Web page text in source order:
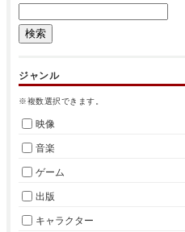
ジャンル
※複数選択できます。
映像
音楽
ゲーム
出版
キャラクター